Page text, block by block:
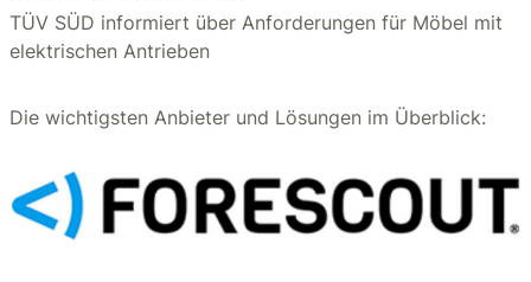
TÜV SÜD informiert über Anforderungen für Möbel mit
elektrischen Antrieben
Die wichtigsten Anbieter und Lösungen im Überblick: